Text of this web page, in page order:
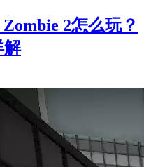
2怎么玩？
解